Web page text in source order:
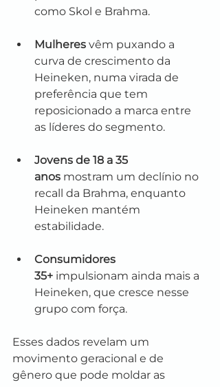
como Skol e Brahma.
Mulheres vêm puxando a
curva de crescimento da
Heineken, numa virada de
preferência que tem
reposicionado a marca entre
as líderes do segmento.
Jovens de 18 a 35
anos mostram um declínio no
recall da Brahma, enquanto
Heineken mantém
estabilidade.
Consumidores
35+ impulsionam ainda mais a
Heineken, que cresce nesse
grupo com força.
Esses dados revelam um
movimento geracional e de
gênero que pode moldar as